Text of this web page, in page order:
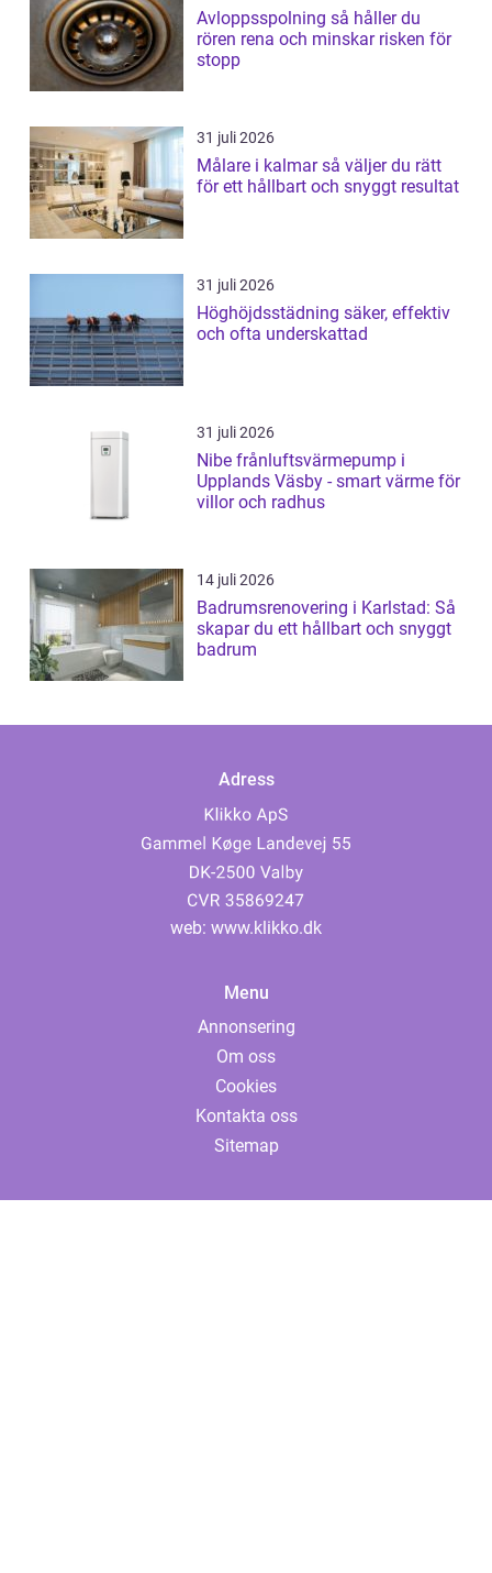
Avloppsspolning så håller du
rören rena och minskar risken för
stopp
31 juli 2026
Målare i kalmar så väljer du rätt
för ett hållbart och snyggt resultat
31 juli 2026
Höghöjdsstädning säker, effektiv
och ofta underskattad
31 juli 2026
Nibe frånluftsvärmepump i
Upplands Väsby - smart värme för
villor och radhus
14 juli 2026
Badrumsrenovering i Karlstad: Så
skapar du ett hållbart och snyggt
badrum
Adress
web: www.klikko.dk
Menu
Annonsering
Om oss
Cookies
Kontakta oss
Sitemap